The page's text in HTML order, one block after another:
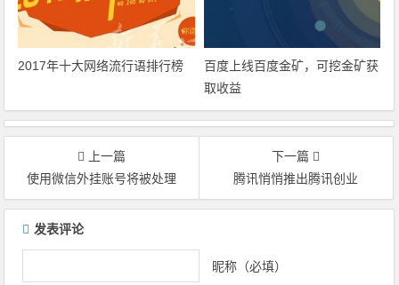
2017年十大网络流行语排行榜
百度上线百度金矿，可挖金矿获
取收益
上一篇
使用微信外挂账号将被处理
下一篇
腾讯悄悄推出腾讯创业
文章导航
发表评论
昵称（必填）